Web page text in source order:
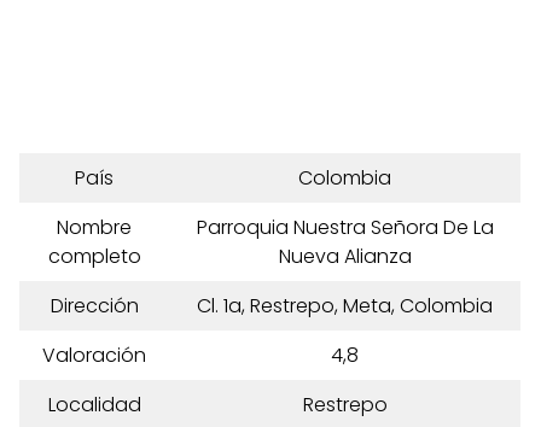
País
Colombia
Nombre
completo
Parroquia Nuestra Señora De La
Nueva Alianza
Dirección
Cl. 1a, Restrepo, Meta, Colombia
Valoración
4,8
Localidad
Restrepo